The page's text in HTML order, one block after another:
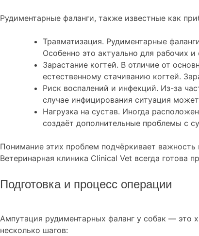
Рудиментарные фаланги, также известные как
Травматизация. Рудиментарные
Особенно это актуально для рабочих
Зарастание когтей. В отличие от
естественному стачиванию когтей.
Риск воспалений и инфекций. Из-за
случае инфицирования ситуация
Нагрузка на сустав. Иногда
создаёт дополнительные проблемы с
Понимание этих проблем подчёркивает
Ветеринарная клиника Clinical Vet всегда готова
Подготовка и процесс операции
Ампутация рудиментарных фаланг у собак — это
несколько шагов: